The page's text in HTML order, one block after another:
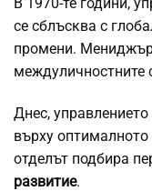
се сблъсква с
промени.
междуличностните
Днес,
върху оптималното
отделът подбира
развитие.